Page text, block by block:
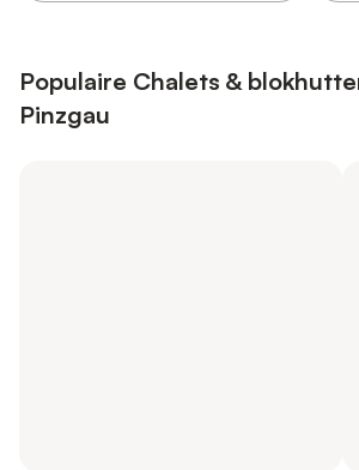
Populaire Chalets &
Pinzgau